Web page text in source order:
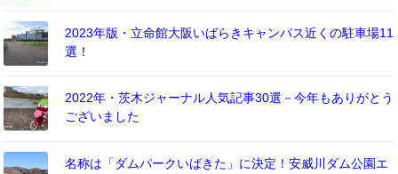
2023年版・立命館大阪いばらきキャンパス近くの駐車場11
選！
2022年・茨木ジャーナル人気記事30選－今年もありがとう
ございました
名称は「ダムパークいばきた」に決定！安威川ダム公園エ